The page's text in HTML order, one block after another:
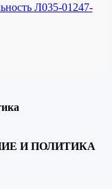
Л035-01247-
И ПОЛИТИКА